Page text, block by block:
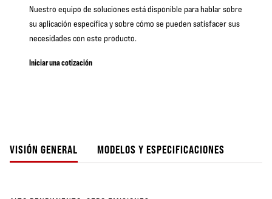
Nuestro equipo de soluciones está disponible para hablar sobre
su aplicación específica y sobre cómo se pueden satisfacer sus
necesidades con este producto.
Iniciar una cotización
VISIÓN GENERAL MODELOS Y ESPECIFICACIONES